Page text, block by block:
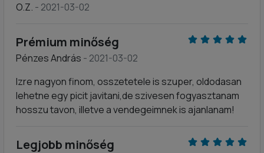
O.Z. - 2021-03-02
Prémium minőség
Pénzes András - 2021-03-02
Izre nagyon finom, osszetetele is szuper, oldodasan
lehetne egy picit javitani,de szivesen fogyasztanam
hosszu tavon, illetve a vendegeimnek is ajanlanam!
Legjobb minőség